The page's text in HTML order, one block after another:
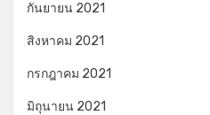
กันยายน 2021
สิงหาคม 2021
กรกฎาคม 2021
มิถุนายน 2021